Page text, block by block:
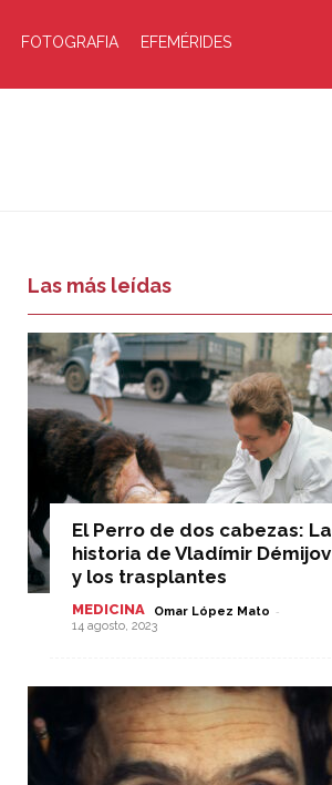
FOTOGRAFIA EFEMÉRIDES
Las más leídas
El Perro de dos cabezas: La
historia de Vladímir Démijov
y los trasplantes
MEDICINA Omar López Mato -
14 agosto, 2023